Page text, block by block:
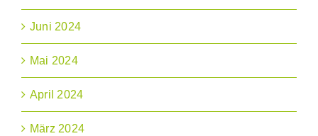
Juni 2024
Mai 2024
April 2024
März 2024